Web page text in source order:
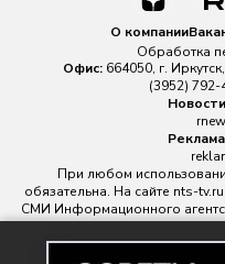
О компании
Обработка
Офис: 664050, г.
(3952) 792-
При любом
обязательна. На сайте nts-
СМИ Информационного
№ ФС 77 - 88763
надзору в сфере связи,